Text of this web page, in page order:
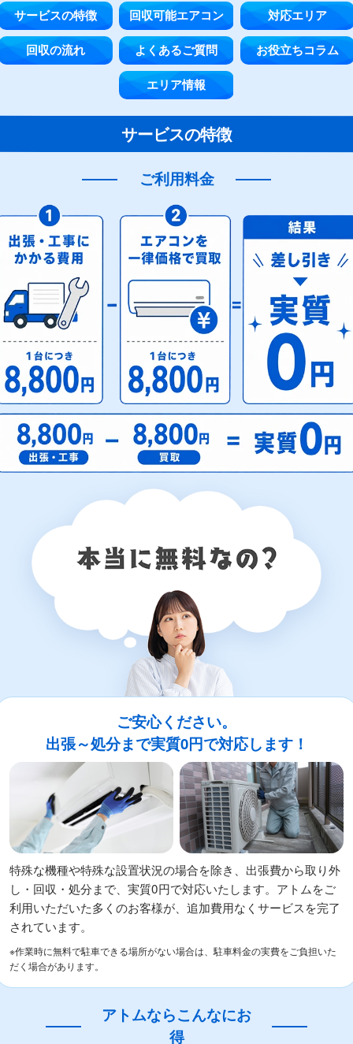
サービスの特徴 回収可能エアコン
対応エリア
回収の流れ
よくあるご質問
お役立ちコラム
エリア情報
サービスの特徴
ご利用料金
ご安心ください。
出張～処分まで実質0円で対応します！
特殊な機種や特殊な設置状況の場合を除き、出張費から取り外
し・回収・処分まで、実質0円で対応いたします。アトムをご
利用いただいた多くのお客様が、追加費用なくサービスを完了
されています。
※作業時に無料で駐車できる場所がない場合は、駐車料金の実費をご負担いた
だく場合があります。
アトムならこんなにお
得